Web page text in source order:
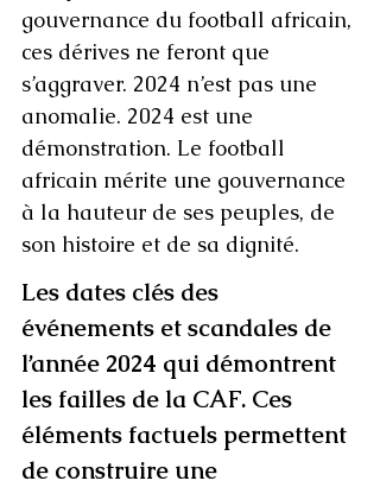
gouvernance du football africain,
ces dérives ne feront que
s’aggraver. 2024 n’est pas une
anomalie. 2024 est une
démonstration. Le football
africain mérite une gouvernance
à la hauteur de ses peuples, de
son histoire et de sa dignité.
Les dates clés des
événements et scandales de
l’année 2024 qui démontrent
les failles de la CAF. Ces
éléments factuels permettent
de construire une